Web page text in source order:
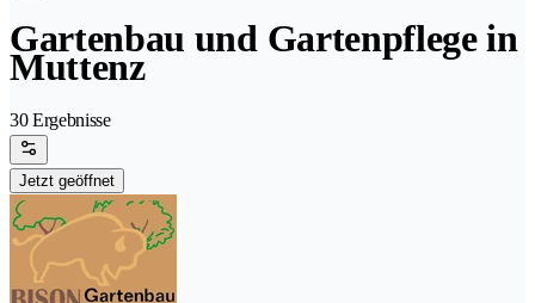
Gartenbau und Gartenpflege in
Muttenz
30 Ergebnisse
Jetzt geöffnet